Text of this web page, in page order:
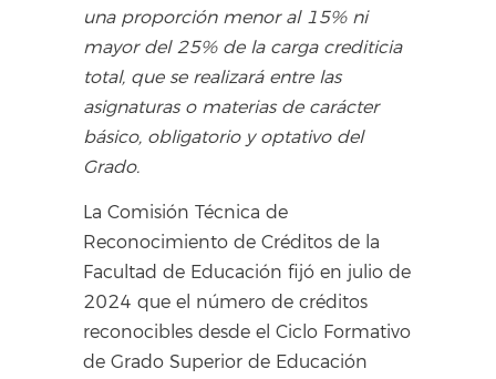
una proporción menor al 15% ni
mayor del 25% de la carga crediticia
total, que se realizará entre las
asignaturas o materias de carácter
básico, obligatorio y optativo del
Grado.
La Comisión Técnica de
Reconocimiento de Créditos de la
Facultad de Educación fijó en julio de
2024 que el número de créditos
reconocibles desde el Ciclo Formativo
de Grado Superior de Educación